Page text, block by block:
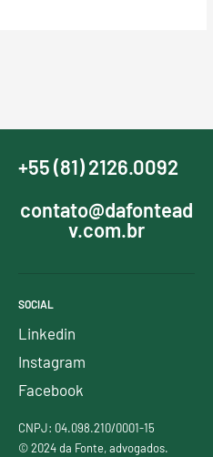
+55 (81) 2126.0092
contato@dafontead
v.com.br
SOCIAL
Linkedin
Instagram
Facebook
CNPJ: 04.098.210/0001-15
© 2024 da Fonte, advogados.